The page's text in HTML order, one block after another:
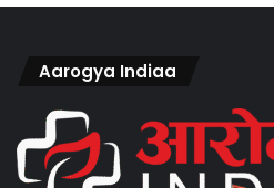
Aarogya Indiaa